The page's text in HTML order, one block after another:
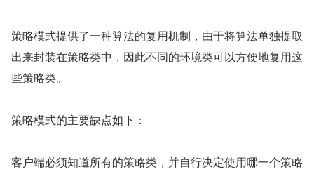
策略模式提供了一种算法的复用机制，由于将算法单独提取
出来封装在策略类中，因此不同的环境类可以方便地复用这
些策略类。
策略模式的主要缺点如下：
客户端必须知道所有的策略类，并自行决定使用哪一个策略